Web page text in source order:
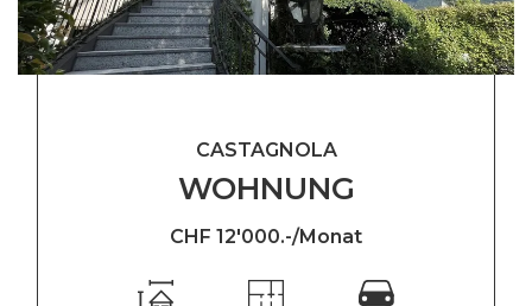
WOHNUNG
CASTAGNOLA
CHF 12'000.-/Monat